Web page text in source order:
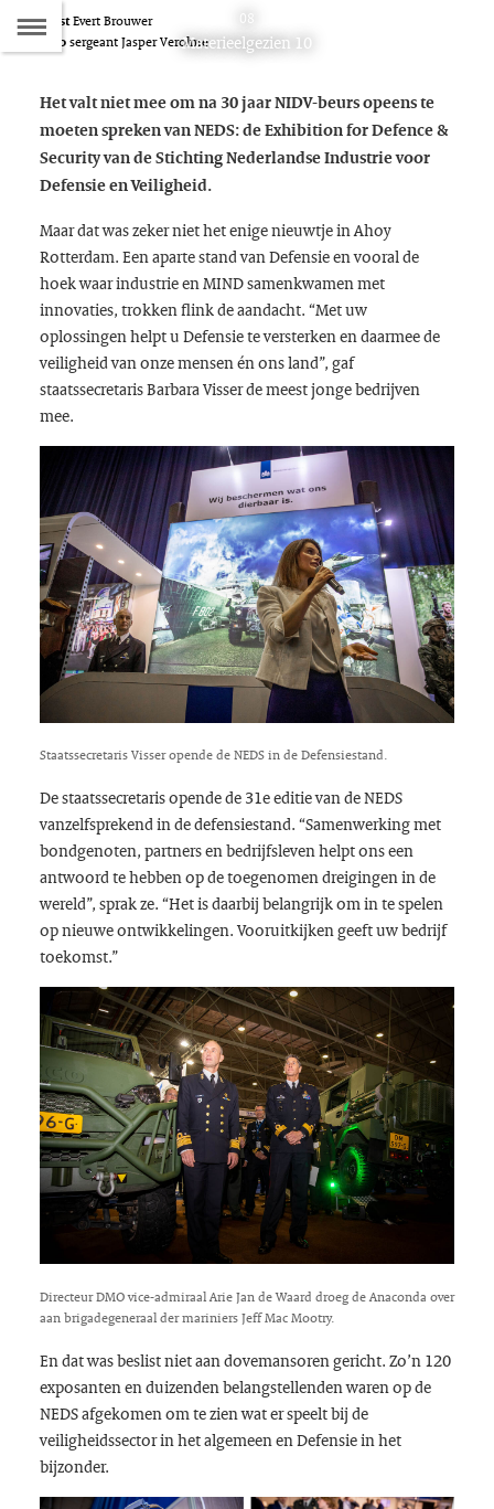
08
Dit
bij:
Materieelgezien 10
TekstEvert Brouwer
Fotosergeant Jasper Verolme
Het valt niet mee om na 30 jaar NIDV-beurs opeens te
moeten spreken van NEDS: deExhibition for Defence &
Security van de Stichting Nederlandse Industrie voor
Defensie en Veiligheid.
Maar dat was zeker niet het enige nieuwtje in Ahoy
Rotterdam. Een aparte stand van Defensie en vooral de
hoek waar industrie en MIND samenkwamen met
innovaties, trokken flink de aandacht. “Met uw
oplossingen helpt u Defensie te versterken en daarmee de
veiligheid van onze mensen én ons land”, gaf
staatssecretaris Barbara Visser de meest jonge bedrijven
mee.
Staatssecretaris Visser opende de NEDS in de Defensiestand.
De staatssecretaris opende de 31e editie van de NEDS
vanzelfsprekend in de defensiestand. “Samenwerking met
bondgenoten, partners en bedrijfsleven helpt ons een
antwoord te hebben op de toegenomen dreigingen in de
wereld”, sprak ze. “Het is daarbij belangrijk om in te spelen
op nieuwe ontwikkelingen. Vooruitkijken geeft uw bedrijf
toekomst.”
Directeur DMO vice-admiraal Arie Jan de Waard droeg de Anaconda over
aan brigadegeneraal der mariniers Jeff Mac Mootry.
En dat was beslist niet aan dovemansoren gericht. Zo’n 120
exposanten en duizenden belangstellenden waren op de
NEDS afgekomen om te zien wat er speelt bij de
veiligheidssector in het algemeen en Defensie in het
bijzonder.
Naar
de
Inhoudsopgave